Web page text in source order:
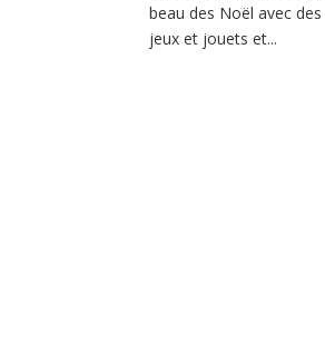
beau des Noël avec
jeux et jouets et...